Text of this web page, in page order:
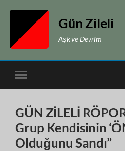
Gün Zileli
Aşk ve Devrim
Toggle
mobile
GÜN ZİLELİ
Grup Kendisinin
Olduğunu Sandı”